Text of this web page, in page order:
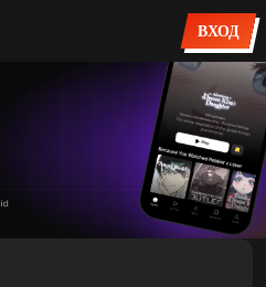
ВХОД